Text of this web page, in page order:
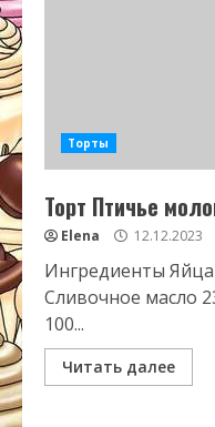
Торты
Торт Птичье
Elena 12.12.2023
Ингредиенты Яйца
Сливочное масло
100...
Читать далее